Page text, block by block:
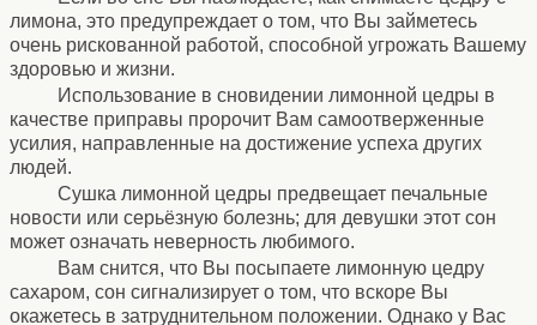
лимона, это предупреждает о том, что Вы займетесь
очень рискованной работой, способной угрожать Вашему
здоровью и жизни.
Использование в сновидении лимонной цедры в
качестве приправы пророчит Вам самоотверженные
усилия, направленные на достижение успеха других
людей.
Сушка лимонной цедры предвещает печальные
новости или серьёзную болезнь; для девушки этот сон
может означать неверность любимого.
Вам снится, что Вы посыпаете лимонную цедру
сахаром, сон сигнализирует о том, что вскоре Вы
окажетесь в затруднительном положении. Однако у Вас